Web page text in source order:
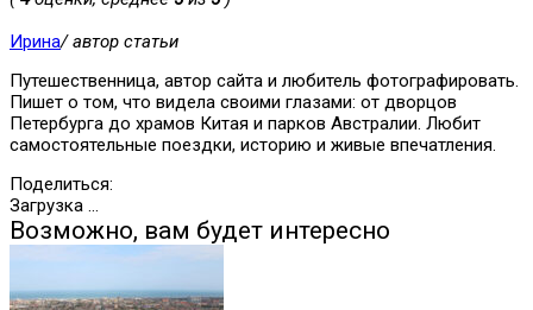
Ирина/ автор статьи
Путешественница, автор сайта и любитель фотографировать.
Пишет о том, что видела своими глазами: от дворцов
Петербурга до храмов Китая и парков Австралии. Любит
самостоятельные поездки, историю и живые впечатления.
Поделиться:
Загрузка ...
Возможно, вам будет интересно